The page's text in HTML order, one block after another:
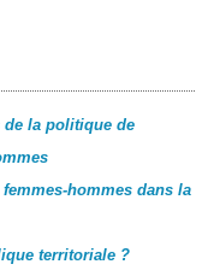
de la politique de
hommes dans la
territoriale ?